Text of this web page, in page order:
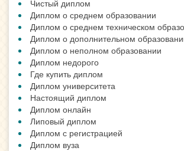
Чистый диплом
Диплом о среднем образовании
Диплом о среднем техническом
Диплом о дополнительном
Диплом о неполном образовании
Диплом недорого
Где купить диплом
Диплом университета
Настоящий диплом
Диплом онлайн
Липовый диплом
Диплом с регистрацией
Диплом вуза